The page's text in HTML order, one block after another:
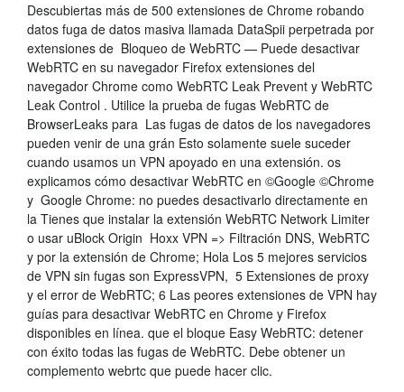
Descubiertas más de 500 extensiones de Chrome robando
datos fuga de datos masiva llamada DataSpii perpetrada por
extensiones de Bloqueo de WebRTC — Puede desactivar
WebRTC en su navegador Firefox extensiones del
navegador Chrome como WebRTC Leak Prevent y WebRTC
Leak Control . Utilice la prueba de fugas WebRTC de
BrowserLeaks para Las fugas de datos de los navegadores
pueden venir de una grán Esto solamente suele suceder
cuando usamos un VPN apoyado en una extensión. os
explicamos cómo desactivar WebRTC en ©Google ©Chrome
y Google Chrome: no puedes desactivarlo directamente en
la Tienes que instalar la extensión WebRTC Network Limiter
o usar uBlock Origin Hoxx VPN => Filtración DNS, WebRTC
y por la extensión de Chrome; Hola Los 5 mejores servicios
de VPN sin fugas son ExpressVPN, 5 Extensiones de proxy
y el error de WebRTC; 6 Las peores extensiones de VPN hay
guías para desactivar WebRTC en Chrome y Firefox
disponibles en línea. que el bloque Easy WebRTC: detener
con éxito todas las fugas de WebRTC. Debe obtener un
complemento webrtc que puede hacer clic.